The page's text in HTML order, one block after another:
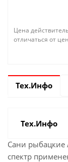
Цена
отличаться от
Тех.Инфо
Тех.Инфо
Сани
спектр